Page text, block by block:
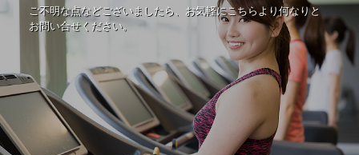
ご不明な点などございましたら、お気軽にこちらより何なりと
お問い合せください。